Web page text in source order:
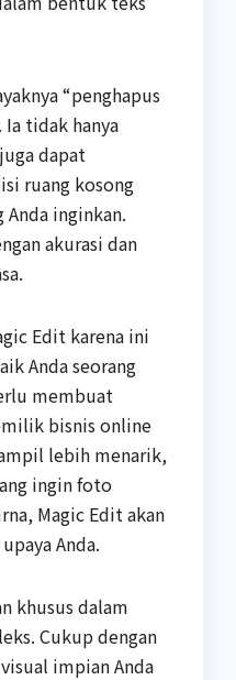
“penghapus
tidak hanya
dapat
ruang kosong
inginkan.
akurasi dan
Edit karena ini
Anda seorang
membuat
bisnis online
lebih menarik,
ingin foto
Magic Edit akan
Anda.
khusus dalam
Cukup dengan
impian Anda